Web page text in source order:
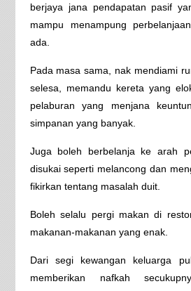
berjaya jana pendapatan pasif
mampu menampung
ada.
Pada masa sama, nak mendiami
selesa, memandu kereta yang
pelaburan yang menjana
simpanan yang banyak.
Juga boleh berbelanja ke arah
disukai seperti melancong dan
fikirkan tentang masalah duit.
Boleh selalu pergi makan di
makanan-makanan yang enak.
Dari segi kewangan keluarga
memberikan nafkah